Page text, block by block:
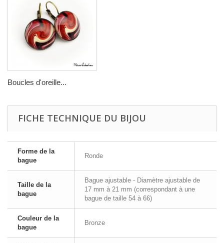
Boucles d'oreille...
FICHE TECHNIQUE DU BIJOU
Forme de la
bague
Ronde
Taille de la
bague
Bague ajustable - Diamètre ajustable de
17 mm à 21 mm (correspondant à une
bague de taille 54 à 66)
Couleur de la
bague
Bronze